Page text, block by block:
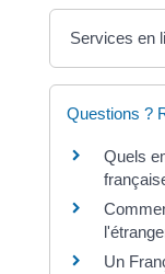
Services en
Questions ?
Quels
Un